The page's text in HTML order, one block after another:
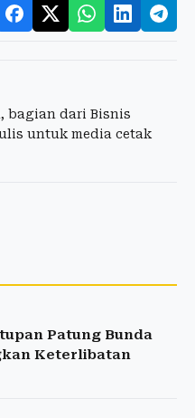
bagian dari Bisnis
untuk media cetak
Patung Bunda
Keterlibatan